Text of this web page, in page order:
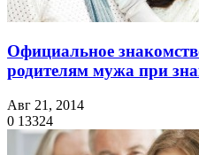
Официальное
родителям мужа при
Авг 21, 2014
0 13324